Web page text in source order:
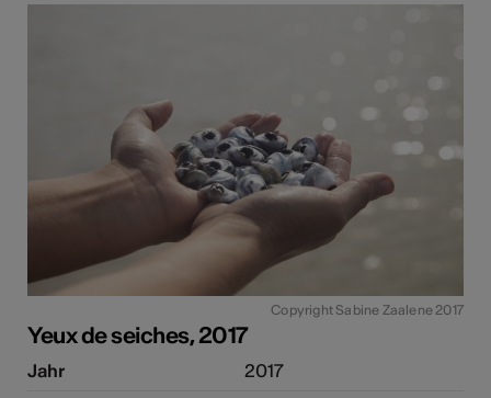
Copyright Sabine Zaalene 2017
Yeux de seiches, 2017
Jahr
2017